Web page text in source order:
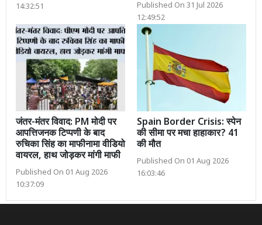
14:32:51
Published On 31 Jul 2026
12:49:52
जंतर-मंतर विवाद: PM मोदी पर
आपत्तिजनक टिप्पणी के बाद
रुचिका सिंह का माफीनामा वीडियो
वायरल, हाथ जोड़कर मांगी माफी
Published On 01 Aug 2026
10:37:09
Spain Border Crisis: स्पेन
की सीमा पर मचा हाहाकार? 41
की मौत
Published On 01 Aug 2026
16:03:46